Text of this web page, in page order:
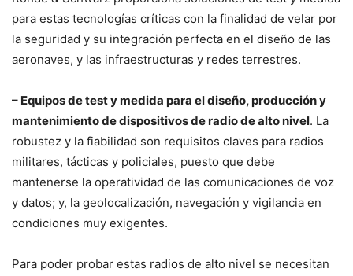
para estas tecnologías críticas con la finalidad de velar por
la seguridad y su integración perfecta en el diseño de las
aeronaves, y las infraestructuras y redes terrestres.
– Equipos de test y medida para el diseño, producción y
mantenimiento de dispositivos de radio de alto nivel. La
robustez y la fiabilidad son requisitos claves para radios
militares, tácticas y policiales, puesto que debe
mantenerse la operatividad de las comunicaciones de voz
y datos; y, la geolocalización, navegación y vigilancia en
condiciones muy exigentes.
Para poder probar estas radios de alto nivel se necesitan